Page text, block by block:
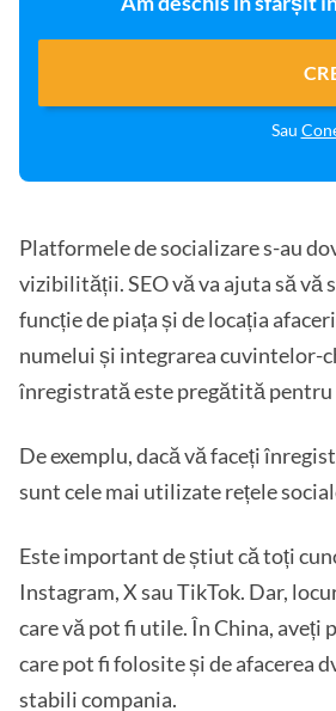
Sau
Platformele de socializare s-au
vizibilității. SEO vă va ajuta să
funcție de piața și de locația
numelui și integrarea cuvintelor-
înregistrată este pregătită pentru
De exemplu, dacă vă faceți
sunt cele mai utilizate rețele
Este important de știut că toți
Instagram, X sau TikTok. Dar,
care vă pot fi utile. În China, aveți
care pot fi folosite și de afacerea
stabili compania.